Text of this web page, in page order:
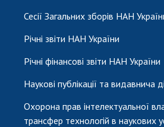
Сесії Загальних зборів НАН
Річні звіти НАН України
Річні фінансові звіти НАН України
Наукові публікації та видавнича
Охорона прав інтелектуальної
трансфер технологій в наукових